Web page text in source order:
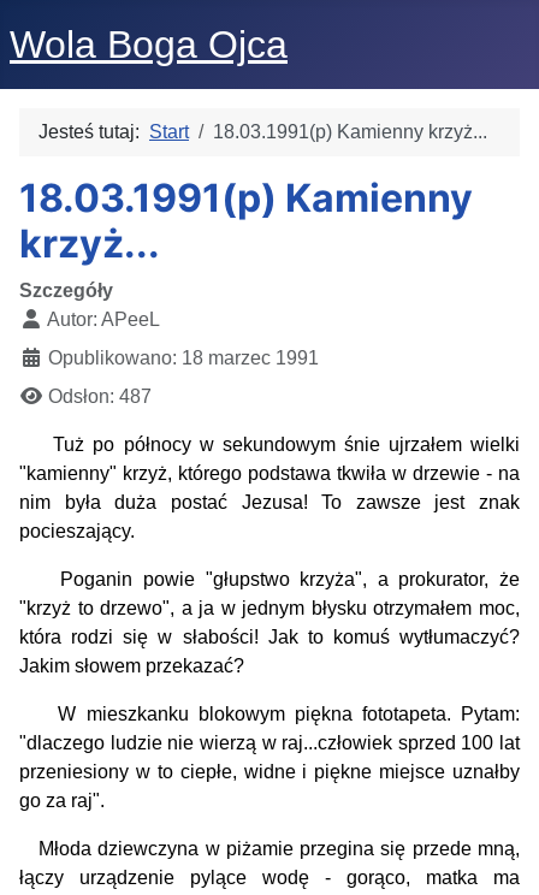
Wola Boga Ojca
Jesteś tutaj: Start 18.03.1991(p) Kamienny krzyż...
18.03.1991(p) Kamienny
krzyż...
Szczegóły
Autor: APeeL
Opublikowano: 18 marzec 1991
Odsłon: 487
Tuż po północy w sekundowym śnie ujrzałem wielki
"kamienny" krzyż, którego podstawa tkwiła w drzewie - na
nim była duża postać Jezusa! To zawsze jest znak
pocieszający.
Poganin powie "głupstwo krzyża", a prokurator, że
"krzyż to drzewo", a ja w jednym błysku otrzymałem moc,
która rodzi się w słabości! Jak to komuś wytłumaczyć?
Jakim słowem przekazać?
W mieszkanku blokowym piękna fototapeta. Pytam:
"dlaczego ludzie nie wierzą w raj...człowiek sprzed 100 lat
przeniesiony w to ciepłe, widne i piękne miejsce uznałby
go za raj".
Młoda dziewczyna w piżamie przegina się przede mną,
łączy urządzenie pylące wodę - gorąco, matka ma